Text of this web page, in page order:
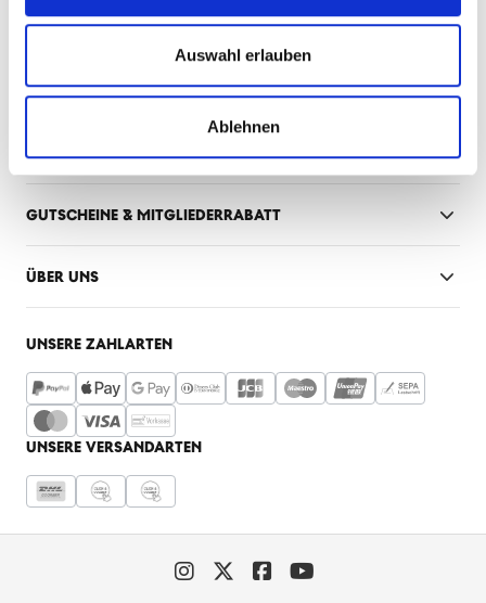
Auswahl erlauben
Ablehnen
Sa: 10:00 - 14:00 Uhr
Mo-Fr: 10:00 - 18:30 Uhr
INFORMATIONEN & SERVICE
GUTSCHEINE & MITGLIEDERRABATT
ÜBER UNS
UNSERE ZAHLARTEN
UNSERE VERSANDARTEN